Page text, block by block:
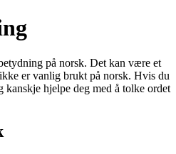
på norsk. Det kan være et
er vanlig brukt på norsk. Hvis du
kanskje hjelpe deg med å tolke ordet